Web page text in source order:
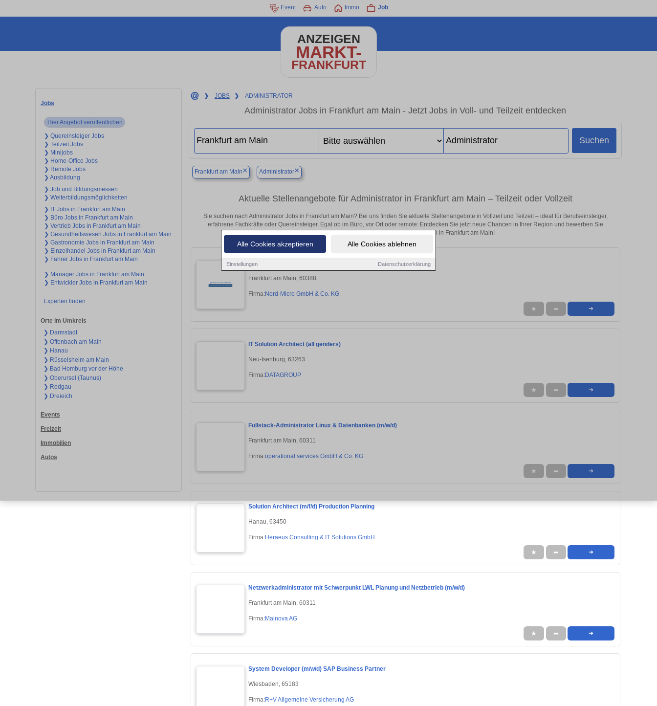
Alle Cookies akzeptieren Alle Cookies ablehnen
Einstellungen Datenschutzerklärung
Event Auto Immo Job
ANZEIGEN
MARKT-
FRANKFURT
Jobs
Hier Angebot veröffentlichen
❯ Quereinsteiger Jobs
❯ Teilzeit Jobs
❯ Minijobs
❯ Home-Office Jobs
❯ Remote Jobs
❯ Ausbildung
❯ Job und Bildungsmessen
❯ Weiterbildungsmöglichkeiten
❯ IT Jobs in Frankfurt am Main
❯ Büro Jobs in Frankfurt am Main
❯ Vertrieb Jobs in Frankfurt am Main
❯ Gesundheitswesen Jobs in Frankfurt am Main
❯ Gastronomie Jobs in Frankfurt am Main
❯ Einzelhandel Jobs in Frankfurt am Main
❯ Fahrer Jobs in Frankfurt am Main
❯ Manager Jobs in Frankfurt am Main
❯ Entwickler Jobs in Frankfurt am Main
Experten finden
Orte im Umkreis
❯ Darmstadt
❯ Offenbach am Main
❯ Hanau
❯ Rüsselsheim am Main
❯ Bad Homburg vor der Höhe
❯ Oberursel (Taunus)
❯ Rodgau
❯ Dreieich
Events
Freizeit
Immobilien
Autos
❯ JOBS ❯ ADMINISTRATOR
Administrator Jobs in Frankfurt am Main - Jetzt Jobs in Voll- und Teilzeit entdecken
Suchen
Frankfurt am Main× Administrator×
Aktuelle Stellenangebote für Administrator in Frankfurt am Main – Teilzeit oder Vollzeit
Sie suchen nach Administrator Jobs in Frankfurt am Main? Bei uns finden Sie aktuelle Stellenangebote in Vollzeit und Teilzeit – ideal für Berufseinsteiger,
erfahrene Fachkräfte oder Quereinsteiger. Egal ob im Büro, vor Ort oder remote: Entdecken Sie jetzt neue Chancen in Ihrer Region und bewerben Sie
sich direkt auf passende Administrator-Stellen in Frankfurt am Main!
Repair Administrator - Luftfahrt / MRO (m/w/d)
Frankfurt am Main, 60388
Firma:Nord-Micro GmbH & Co. KG
★ ➦ ➜
IT Solution Architect (all genders)
Neu-Isenburg, 63263
Firma:DATAGROUP
★ ➦ ➜
Fullstack-Administrator Linux & Datenbanken (m/w/d)
Frankfurt am Main, 60311
Firma:operational services GmbH & Co. KG
★ ➦ ➜
Solution Architect (m/f/d) Production Planning
Hanau, 63450
Firma:Heraeus Consulting & IT Solutions GmbH
★ ➦ ➜
Netzwerkadministrator mit Schwerpunkt LWL Planung und Netzbetrieb (m/w/d)
Frankfurt am Main, 60311
Firma:Mainova AG
★ ➦ ➜
System Developer (m/w/d) SAP Business Partner
Wiesbaden, 65183
Firma:R+V Allgemeine Versicherung AG